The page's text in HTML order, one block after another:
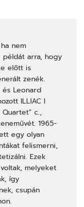
nem
példát arra, hogy
előtt is
zenék.
és Leonard
ILLIAC I
Quartet” c.,
1965-
egy olyan
felismerni,
Ezek
melyeket
így
csupán